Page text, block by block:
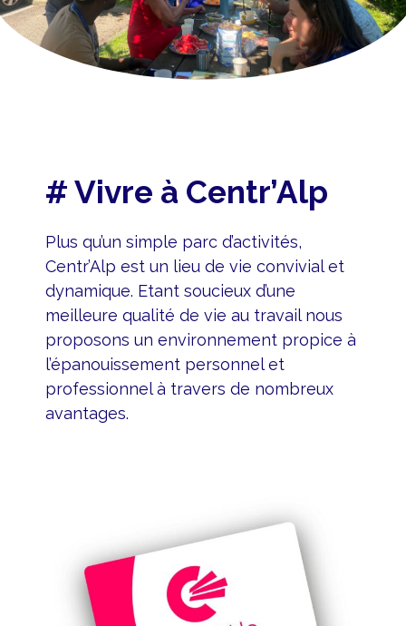
# Vivre à Centr’Alp
Plus qu’un simple parc d’activités,
Centr’Alp est un lieu de vie convivial et
dynamique. Etant soucieux d’une
meilleure qualité de vie au travail nous
proposons un environnement propice à
l’épanouissement personnel et
professionnel à travers de nombreux
avantages.